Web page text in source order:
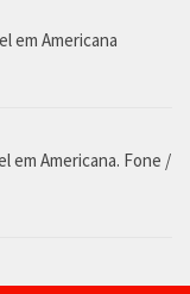
em Americana
em Americana. Fone /